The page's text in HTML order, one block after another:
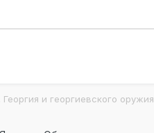
и георгиевского оружия